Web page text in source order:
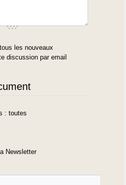
les nouveaux
discussion par email
: toutes
Newsletter